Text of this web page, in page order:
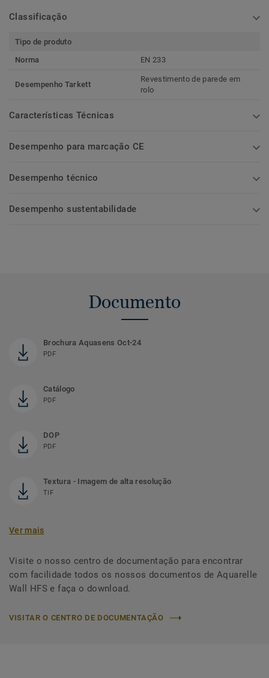
Classificação
Tipo de produto
Norma
EN 233
Desempenho Tarkett
Revestimento de parede em
rolo
Características Técnicas
Desempenho para marcação CE
Desempenho técnico
Desempenho sustentabilidade
Documento
Brochura Aquasens Oct-24
PDF
Catálogo
PDF
DOP
PDF
Textura - Imagem de alta resolução
TIF
Ver mais
Visite o nosso centro de documentação para encontrar
com facilidade todos os nossos documentos de Aquarelle
Wall HFS e faça o download.
VISITAR O CENTRO DE DOCUMENTAÇÃO